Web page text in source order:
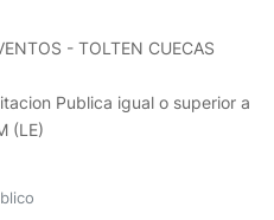
- TOLTEN CUECAS
Publica igual o superior a
(LE)